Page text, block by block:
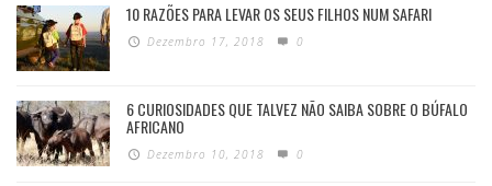
10 RAZÕES PARA LEVAR OS SEUS FILHOS NUM SAFARI
Dezembro 17, 2018 0
6 CURIOSIDADES QUE TALVEZ NÃO SAIBA SOBRE O BÚFALO
AFRICANO
Dezembro 10, 2018 0